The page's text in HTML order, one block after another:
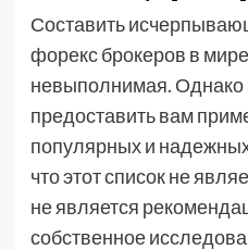
Составить
форекс брокеров в
невыполнимая.
предоставить вам
популярных и
что этот список не
не является
собственное